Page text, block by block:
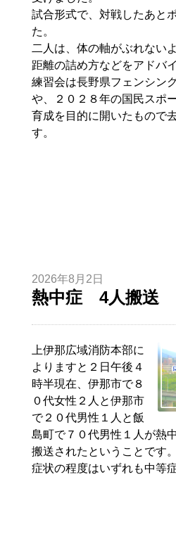
試合形式で、対戦したあと
た。
二人は、体の軸がぶれない
距離の詰め方などをアドバ
練習会は長野県フェンシン
や、２０２８年の国民スポ
育成を目的に開いたもので
す。
2026年8月2日
熱中症 4人搬送
上伊那広域消防本部に
よりますと２日午後４
時半現在、伊那市で８
０代女性２人と伊那市
で２０代男性１人と飯
島町で７０代男性１人が熱
搬送されたということです。
症状の程度はいずれも中等